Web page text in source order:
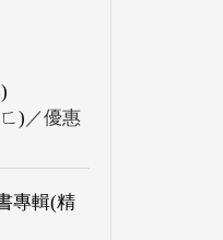
) ／優惠
專輯(精